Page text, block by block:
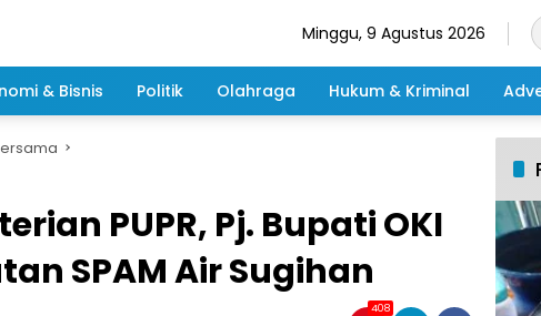
Minggu, 9 Agustus 2026
& Bisnis Politik Olahraga Hukum & Kriminal
PUPR, Pj. Bupati OKI
SPAM Air Sugihan
408